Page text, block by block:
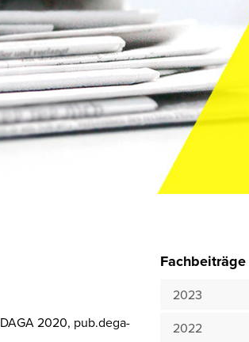
DAGA2020, pub.dega-
Fachbeiträge
2023
2022